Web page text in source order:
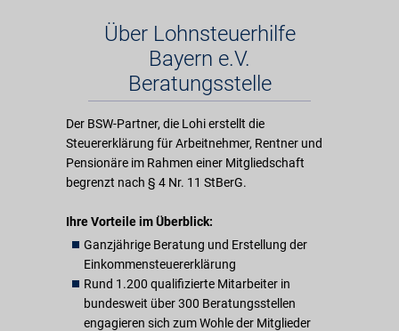
Über Lohnsteuerhilfe
Bayern e.V.
Beratungsstelle
Der BSW-Partner, die Lohi erstellt die
Steuererklärung für Arbeitnehmer, Rentner und
Pensionäre im Rahmen einer Mitgliedschaft
begrenzt nach § 4 Nr. 11 StBerG.
Ihre Vorteile im Überblick:
Ganzjährige Beratung und Erstellung der
Einkommensteuererklärung
Rund 1.200 qualifizierte Mitarbeiter in
bundesweit über 300 Beratungsstellen
engagieren sich zum Wohle der Mitglieder